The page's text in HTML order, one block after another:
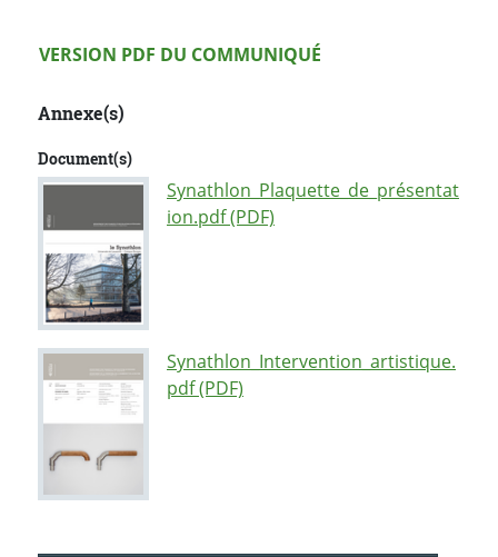
Version PDF
VERSION PDF DU COMMUNIQUÉ
Annexe(s)
Document(s)
Synathlon_Plaquette_de_présentat
ion.pdf (PDF)
Synathlon_Intervention_artistique.
pdf (PDF)